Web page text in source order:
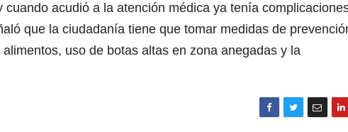
acudió a la atención médica ya tenía
que la ciudadanía tiene que tomar medidas de
uso de botas altas en zona anegadas y la